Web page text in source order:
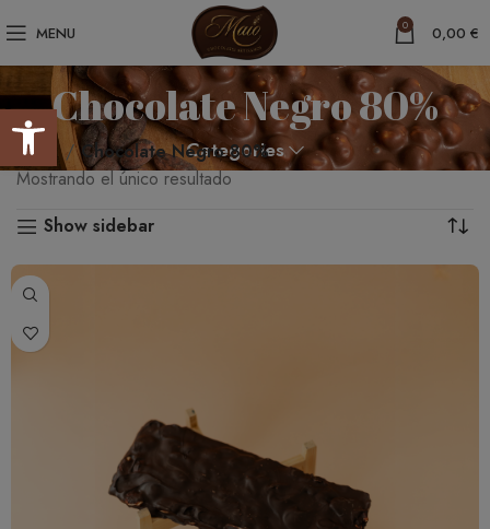
Abrir barra de herramientas
MENU 0 0,00 €
Chocolate Negro 80%
Categories
Inicio
Chocolate Negro 80%
Mostrando el único resultado
Show sidebar